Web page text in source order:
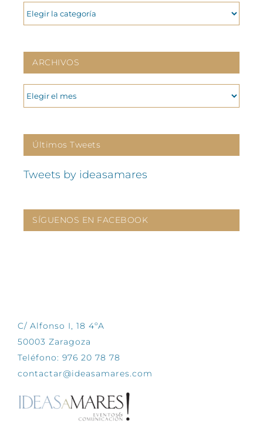
CATEGORIAS
ARCHIVOS
ARCHIVOS
Últimos Tweets
Tweets by ideasamares
SÍGUENOS EN FACEBOOK
C/ Alfonso I, 18 4ºA
50003 Zaragoza
Teléfono: 976 20 78 78
contactar@ideasamares.com